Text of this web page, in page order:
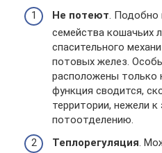
Не потеют .
семейства кошачьих
спасительного
потовых желез.
расположены только
функция сводится,
территории, нежели
потоотделению.
Теплорегуляция.